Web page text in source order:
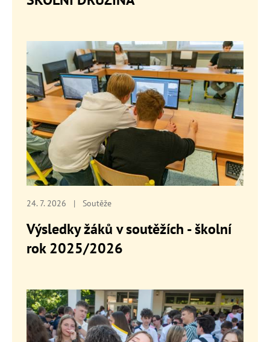
24. 7. 2026 | Soutěže
Výsledky žáků v soutěžích - školní
rok 2025/2026